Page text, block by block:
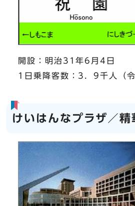
開設：明治31年6月4日
1日乗降客数：3．9千人（
けいはんなプラザ／精